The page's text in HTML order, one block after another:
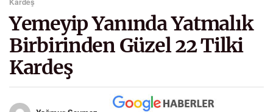
Yemeyip Yanında Yatmalık
Birbirinden Güzel 22 Tilki
Kardeş